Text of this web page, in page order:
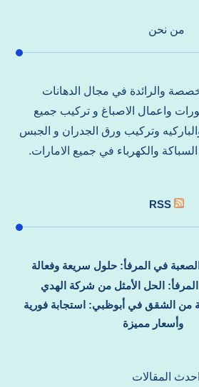
من نحن
والرائدة في مجال الدهانات
واعمال الاصباغ و تركيب جميع
وتركيب ورق الجدران و الجبس
والكهرباء في جميع الامارات.
RSS
الصعبة في المرفأ: حلول سريعة وفعالة
المرفأ: الحل الأمثل من شركة الهدي
من الشقق في أبوظبي: استجابة فورية
وأسعار مميزة
احدث المقالات